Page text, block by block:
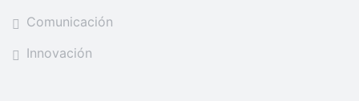
Comunicación
Innovación